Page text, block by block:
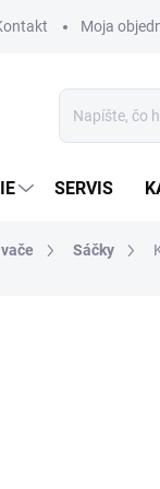
Moja
SERVIS
Sáčky